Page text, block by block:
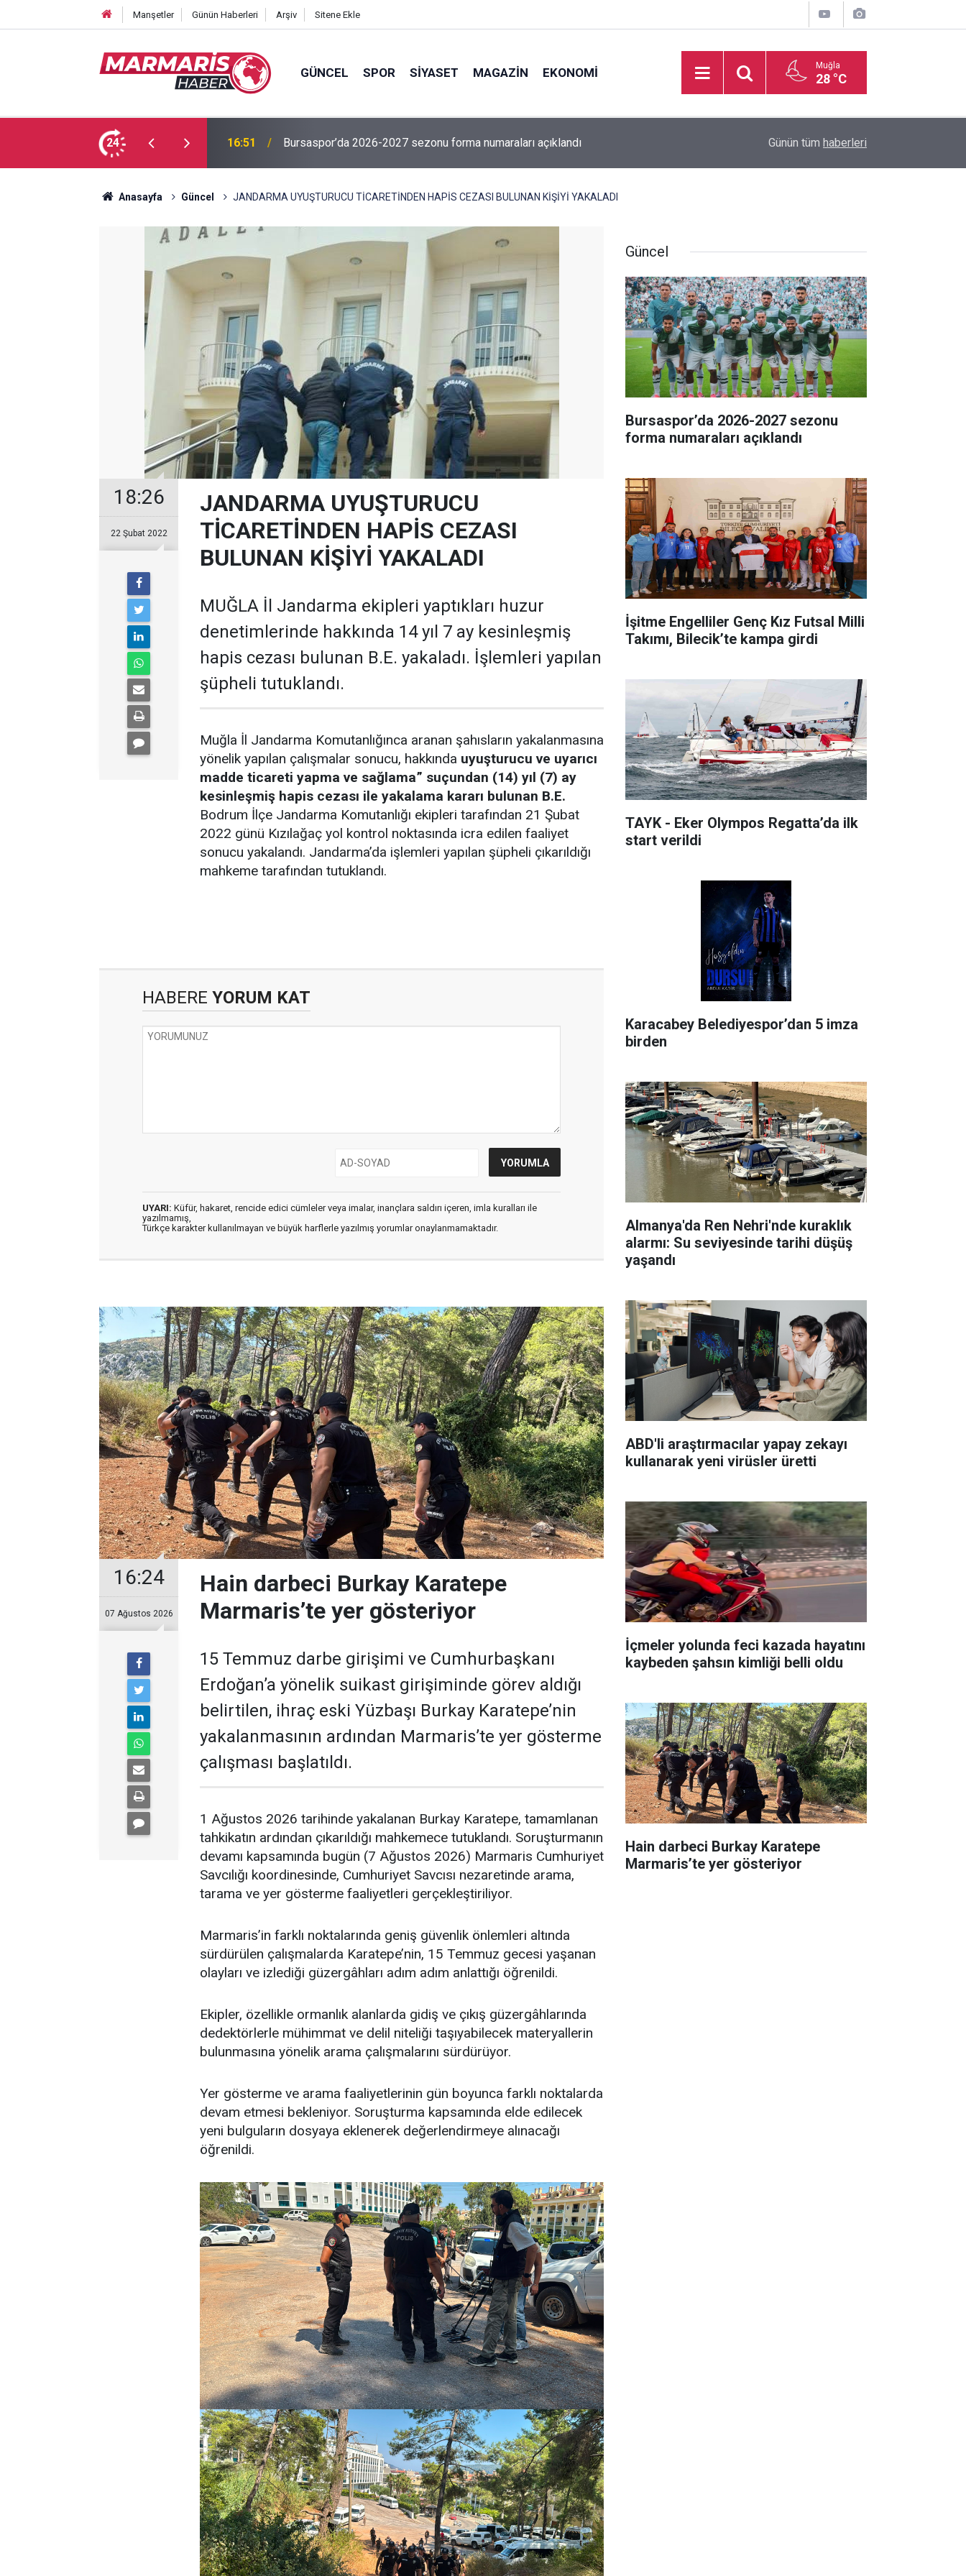
Manşetler Günün Haberleri Arşiv Sitene Ekle
GÜNCEL SPOR SIYASET MAGAZIN EKONOMI Muğla
28 °C
24 16:51 Bursaspor’da 2026-2027 sezonu forma numaraları açıklandı İşitme Engelliler Genç Kız Futsal Milli Takımı,
Günün tüm haberleri
Anasayfa Güncel JANDARMA UYUŞTURUCU TİCARETİNDEN HAPİS CEZASI BULUNAN KİŞİYİ YAKALADI
18:26
22 Şubat 2022
JANDARMA UYUŞTURUCU
TİCARETİNDEN HAPİS CEZASI
BULUNAN KİŞİYİ YAKALADI
MUĞLA İl Jandarma ekipleri yaptıkları huzur
denetimlerinde hakkında 14 yıl 7 ay kesinleşmiş
hapis cezası bulunan B.E. yakaladı. İşlemleri yapılan
şüpheli tutuklandı.
Muğla İl Jandarma Komutanlığınca aranan şahısların yakalanmasına
yönelik yapılan çalışmalar sonucu, hakkında uyuşturucu ve uyarıcı
madde ticareti yapma ve sağlama” suçundan (14) yıl (7) ay
kesinleşmiş hapis cezası ile yakalama kararı bulunan B.E.
Bodrum İlçe Jandarma Komutanlığı ekipleri tarafından 21 Şubat
2022 günü Kızılağaç yol kontrol noktasında icra edilen faaliyet
sonucu yakalandı. Jandarma’da işlemleri yapılan şüpheli çıkarıldığı
mahkeme tarafından tutuklandı.
HABERE YORUM KAT
UYARI: Küfür, hakaret, rencide edici cümleler veya imalar, inançlara saldırı içeren, imla kuralları ile
yazılmamış,
Türkçe karakter kullanılmayan ve büyük harflerle yazılmış yorumlar onaylanmamaktadır.
16:24
07 Ağustos 2026
Hain darbeci Burkay Karatepe
Marmaris’te yer gösteriyor
15 Temmuz darbe girişimi ve Cumhurbaşkanı
Erdoğan’a yönelik suikast girişiminde görev aldığı
belirtilen, ihraç eski Yüzbaşı Burkay Karatepe’nin
yakalanmasının ardından Marmaris’te yer gösterme
çalışması başlatıldı.
1 Ağustos 2026 tarihinde yakalanan Burkay Karatepe, tamamlanan
tahkikatın ardından çıkarıldığı mahkemece tutuklandı. Soruşturmanın
devamı kapsamında bugün (7 Ağustos 2026) Marmaris Cumhuriyet
Savcılığı koordinesinde, Cumhuriyet Savcısı nezaretinde arama,
tarama ve yer gösterme faaliyetleri gerçekleştiriliyor.
Marmaris’in farklı noktalarında geniş güvenlik önlemleri altında
sürdürülen çalışmalarda Karatepe’nin, 15 Temmuz gecesi yaşanan
olayları ve izlediği güzergâhları adım adım anlattığı öğrenildi.
Ekipler, özellikle ormanlık alanlarda gidiş ve çıkış güzergâhlarında
dedektörlerle mühimmat ve delil niteliği taşıyabilecek materyallerin
bulunmasına yönelik arama çalışmalarını sürdürüyor.
Yer gösterme ve arama faaliyetlerinin gün boyunca farklı noktalarda
devam etmesi bekleniyor. Soruşturma kapsamında elde edilecek
yeni bulguların dosyaya eklenerek değerlendirmeye alınacağı
öğrenildi.
Güncel
Bursaspor’da 2026-2027 sezonu
forma numaraları açıklandı
İşitme Engelliler Genç Kız Futsal Milli
Takımı, Bilecik’te kampa girdi
TAYK - Eker Olympos Regatta’da ilk
start verildi
Karacabey Belediyespor’dan 5 imza
birden
Almanya'da Ren Nehri'nde kuraklık
alarmı: Su seviyesinde tarihi düşüş
yaşandı
ABD'li araştırmacılar yapay zekayı
kullanarak yeni virüsler üretti
İçmeler yolunda feci kazada hayatını
kaybeden şahsın kimliği belli oldu
Hain darbeci Burkay Karatepe
Marmaris’te yer gösteriyor